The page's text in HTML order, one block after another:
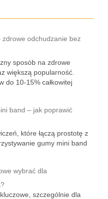
zdrowe odchudzanie bez
sposób na zdrowe
większą popularność.
do 10-15% całkowitej
band – jak poprawić
które łączą prostotę z
gumy mini band
wybrać dla
szczególnie dla